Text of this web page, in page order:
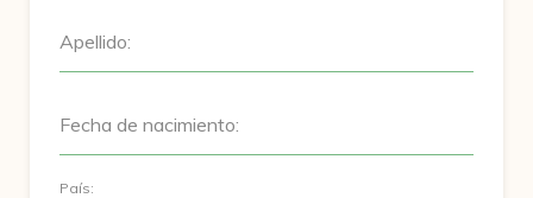
Apellido:
Fecha de nacimiento:
País: